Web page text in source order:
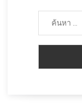
ค้นหา
สำหรับ: